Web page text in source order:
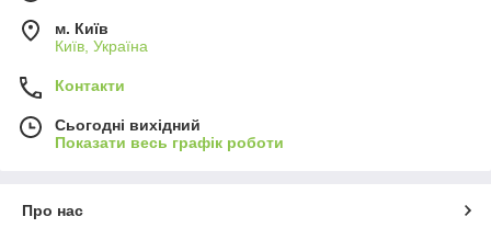
м. Київ
Київ, Україна
Контакти
Сьогодні вихідний
Показати весь графік роботи
Про нас